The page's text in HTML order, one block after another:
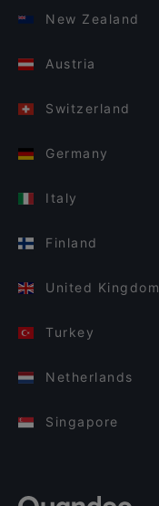
New Zealand
Austria
Switzerland
Germany
Italy
Finland
United Kingdom
Turkey
Netherlands
Singapore